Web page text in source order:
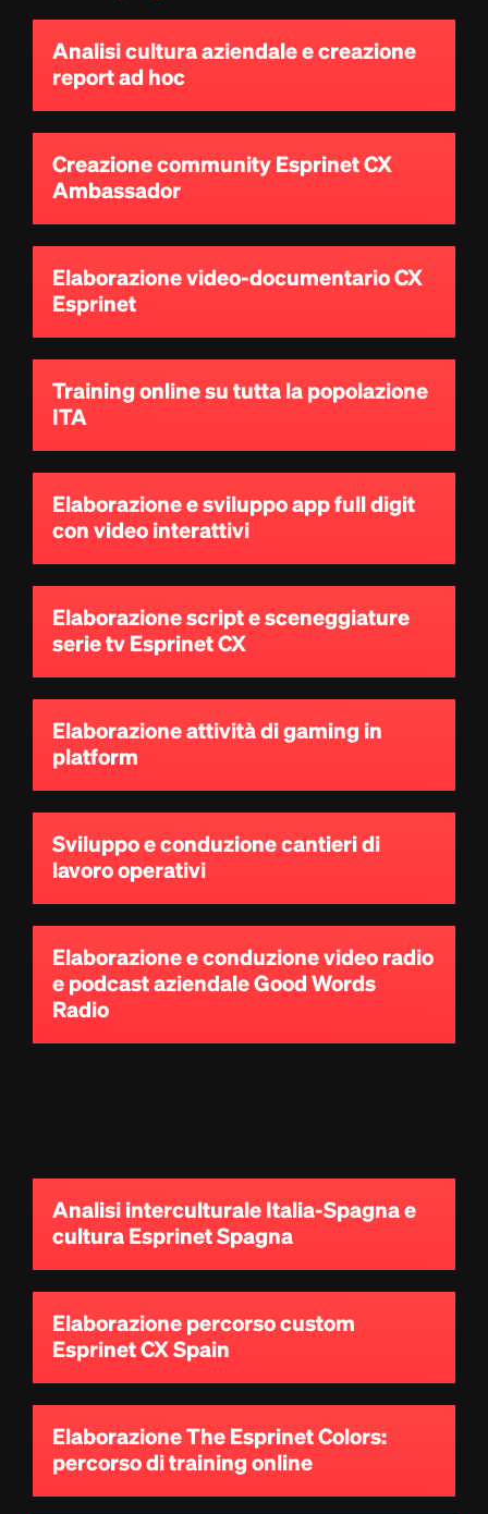
Analisi cultura aziendale e creazione
report ad hoc
Creazione community Esprinet CX
Ambassador
Elaborazione video-documentario CX
Esprinet
Training online su tutta la popolazione
ITA
Elaborazione e sviluppo app full digit
con video interattivi
Elaborazione script e sceneggiature
serie tv Esprinet CX
Elaborazione attività di gaming in
platform
Sviluppo e conduzione cantieri di
lavoro operativi
Elaborazione e conduzione video radio
e podcast aziendale Good Words
Radio
Analisi interculturale Italia-Spagna e
cultura Esprinet Spagna
Elaborazione percorso custom
Esprinet CX Spain
Elaborazione The Esprinet Colors:
percorso di training online